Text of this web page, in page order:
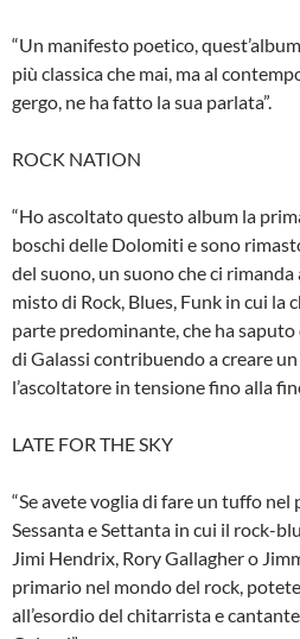
“Un manifesto poetico,
più classica che mai, ma al
gergo, ne ha fatto la sua parlata”.
ROCK NATION
“Ho ascoltato questo album la
boschi delle Dolomiti e sono
del suono, un suono che ci rimanda
misto di Rock, Blues, Funk in cui la
parte predominante, che ha
di Galassi contribuendo a creare
l’ascoltatore in tensione fino alla
LATE FOR THE SKY
“Se avete voglia di fare un tuffo nel
Sessanta e Settanta in cui il rock-
Jimi Hendrix, Rory Gallagher o
primario nel mondo del rock,
all’esordio del chitarrista e